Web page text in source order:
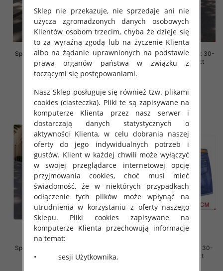
Spodenki męskie jeansy Roz 30-
40, 1 Kolor Paczka 10 szt
44.00 zł
szczegóły
Spodenki męskie jeansy Roz 30-
40, 1 Kolor Paczka 10 szt
szczegóły
Spodenki męskie jeansy Roz 30-
40, 1 Kolor Paczka 10 szt
Spodenki męskie jeans Roz 30-
38, 1 Kolor Paczka 10 szt
Sklep nie przekazuje, nie sprzedaje ani nie
użycza zgromadzonych danych osobowych
Klientów osobom trzecim, chyba że dzieje się
to za wyraźną zgodą lub na życzenie Klienta
albo na żądanie uprawnionych na podstawie
prawa organów państwa w związku z
toczącymi się postępowaniami.
Nasz Sklep posługuje się również tzw. plikami
cookies (ciasteczka). Pliki te są zapisywane na
komputerze Klienta przez nasz serwer i
dostarczają danych statystycznych o
aktywności Klienta, w celu dobrania naszej
oferty do jego indywidualnych potrzeb i
gustów. Klient w każdej chwili może wyłączyć
w swojej przeglądarce internetowej opcję
przyjmowania cookies, choć musi mieć
świadomość, że w niektórych przypadkach
odłączenie tych plików może wpłynąć na
utrudnienia w korzystaniu z oferty naszego
Sklepu. Pliki cookies zapisywane na
komputerze Klienta przechowują informacje
na temat:
• sesji Użytkownika,